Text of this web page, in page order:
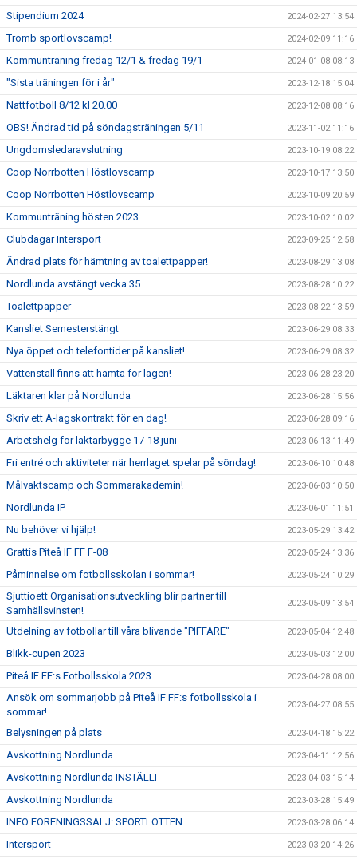
Stipendium 2024 2024-02-27 13:54
Tromb sportlovscamp! 2024-02-09 11:16
Kommunträning fredag 12/1 & fredag 19/1 2024-01-08 08:13
"Sista träningen för i år" 2023-12-18 15:04
Nattfotboll 8/12 kl 20.00 2023-12-08 08:16
OBS! Ändrad tid på söndagsträningen 5/11 2023-11-02 11:16
Ungdomsledaravslutning 2023-10-19 08:22
Coop Norrbotten Höstlovscamp 2023-10-17 13:50
Coop Norrbotten Höstlovscamp 2023-10-09 20:59
Kommunträning hösten 2023 2023-10-02 10:02
Clubdagar Intersport 2023-09-25 12:58
Ändrad plats för hämtning av toalettpapper! 2023-08-29 13:08
Nordlunda avstängt vecka 35 2023-08-28 10:22
Toalettpapper 2023-08-22 13:59
Kansliet Semesterstängt 2023-06-29 08:33
Nya öppet och telefontider på kansliet! 2023-06-29 08:32
Vattenställ finns att hämta för lagen! 2023-06-28 23:20
Läktaren klar på Nordlunda 2023-06-28 15:56
Skriv ett A-lagskontrakt för en dag! 2023-06-28 09:16
Arbetshelg för läktarbygge 17-18 juni 2023-06-13 11:49
Fri entré och aktiviteter när herrlaget spelar på söndag! 2023-06-10 10:48
Målvaktscamp och Sommarakademin! 2023-06-03 10:50
Nordlunda IP 2023-06-01 11:51
Nu behöver vi hjälp! 2023-05-29 13:42
Grattis Piteå IF FF F-08 2023-05-24 13:36
Påminnelse om fotbollsskolan i sommar! 2023-05-24 10:29
Sjuttioett Organisationsutveckling blir partner till
Samhällsvinsten!
2023-05-09 13:54
Utdelning av fotbollar till våra blivande "PIFFARE" 2023-05-04 12:48
Blikk-cupen 2023 2023-05-03 12:00
Piteå IF FF:s Fotbollsskola 2023 2023-04-28 08:00
Ansök om sommarjobb på Piteå IF FF:s fotbollsskola i
sommar!
2023-04-27 08:55
Belysningen på plats 2023-04-18 15:22
Avskottning Nordlunda 2023-04-11 12:56
Avskottning Nordlunda INSTÄLLT 2023-04-03 15:14
Avskottning Nordlunda 2023-03-28 15:49
INFO FÖRENINGSSÄLJ: SPORTLOTTEN 2023-03-28 06:14
Intersport 2023-03-20 14:26